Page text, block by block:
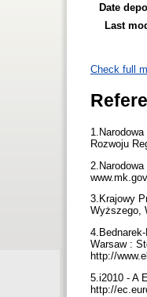
Date
Last
Check full
Rozwoju
3.Krajowy
Wyższego,
Warsaw :
http://
5.i2010 - A
http://